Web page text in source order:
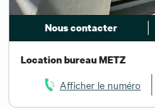
Nous contacter
Location bureau METZ
Afficher le numéro